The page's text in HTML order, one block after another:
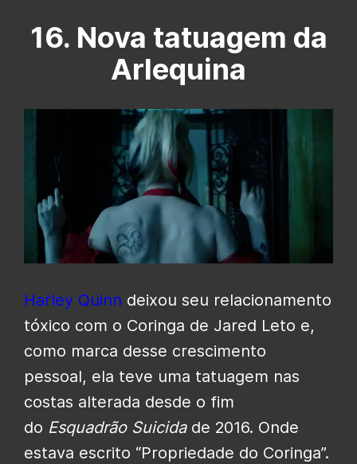
16. Nova tatuagem da
Arlequina
Harley Quinn deixou seu relacionamento
tóxico com o Coringa de Jared Leto e,
como marca desse crescimento
pessoal, ela teve uma tatuagem nas
costas alterada desde o fim
do Esquadrão Suicidade 2016. Onde
estava escrito “Propriedade do Coringa”.